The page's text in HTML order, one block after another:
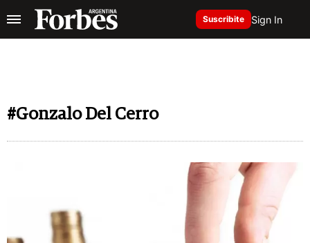
Suscribite Sign In
#Gonzalo Del Cerro